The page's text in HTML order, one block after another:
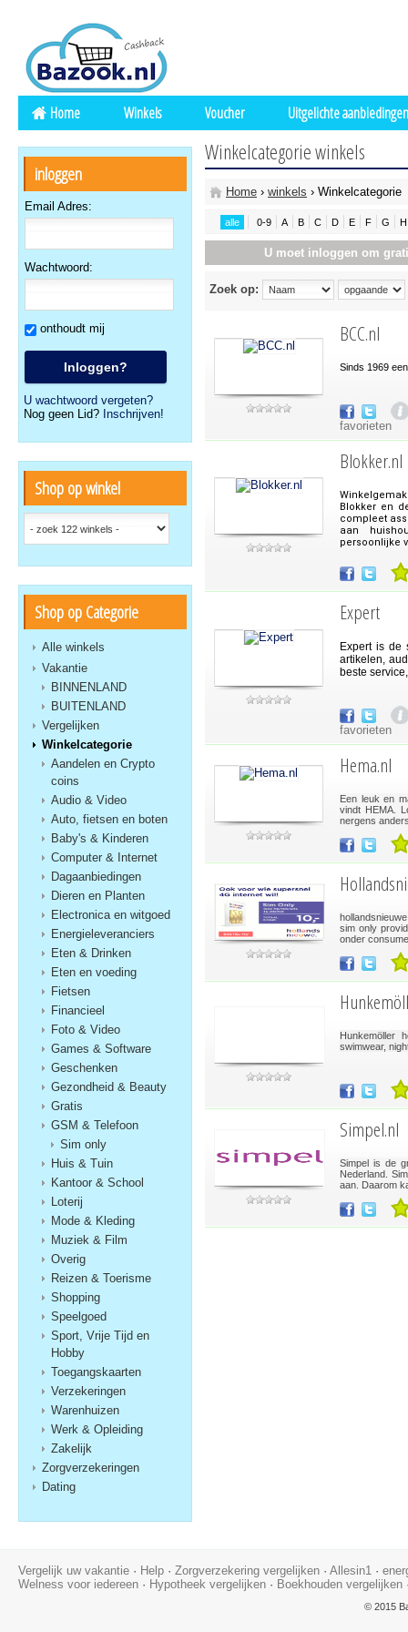
Home Winkels Voucher Uitgelichte aanbiedingen
inloggen
Email Adres:
Wachtwoord:
onthoudt mij
U wachtwoord vergeten?
Nog geen Lid? Inschrijven!
Shop op winkel
Shop op Categorie
Alle winkels
Vakantie
BINNENLAND
BUITENLAND
Vergelijken
Winkelcategorie
Aandelen en Crypto
coins
Audio & Video
Auto, fietsen en boten
Baby's & Kinderen
Computer & Internet
Dagaanbiedingen
Dieren en Planten
Electronica en witgoed
Energieleveranciers
Eten & Drinken
Eten en voeding
Fietsen
Financieel
Foto & Video
Games & Software
Geschenken
Gezondheid & Beauty
Gratis
GSM & Telefoon
Sim only
Huis & Tuin
Kantoor & School
Loterij
Mode & Kleding
Muziek & Film
Overig
Reizen & Toerisme
Shopping
Speelgoed
Sport, Vrije Tijd en
Hobby
Toegangskaarten
Verzekeringen
Warenhuizen
Werk & Opleiding
Zakelijk
Zorgverzekeringen
Dating
Winkelcategorie winkels
Home › winkels › Winkelcategorie
alle 0-9 A B C D E F G H
U moet inloggen om
Zoek op:
BCC.nl
Sinds 1969
favorieten
Blokker.nl
Blokker en
compleet
aan
persoonlijke
Expert
Expert is de
artikelen,
beste
favorieten
Hema.nl
Een leuk en
vindt HEMA.
nergens
sim only
onder
Hunkemöller
swimwear,
Simpel.nl
Simpel is de
Nederland.
aan. Daarom
Vergelijk uw vakantie · Help · Zorgverzekering vergelijken · Allesin1 ·
Welness voor iedereen· Hypotheek vergelijken· Boekhouden vergelijken
© 2015